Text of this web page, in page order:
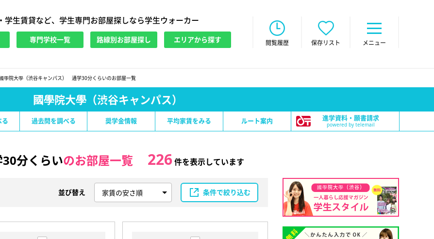
学生賃貸など、学生専門お部屋探しなら学生ウォーカー
専門学校一覧 路線別お部屋探し エリアから探す 閲覧履歴 保存リスト メニュー
學院大學（渋谷キャンパス） 通学30分くらいのお部屋一覧
國學院大學（渋谷キャンパス）
る 過去問を調べる 奨学金情報 平均家賃をみる ルート案内 進学資料・願書請求
powered by telemail
分くらいのお部屋一覧 226件を表示しています
並び替え 条件で絞り込む
國學院大學（渋谷）